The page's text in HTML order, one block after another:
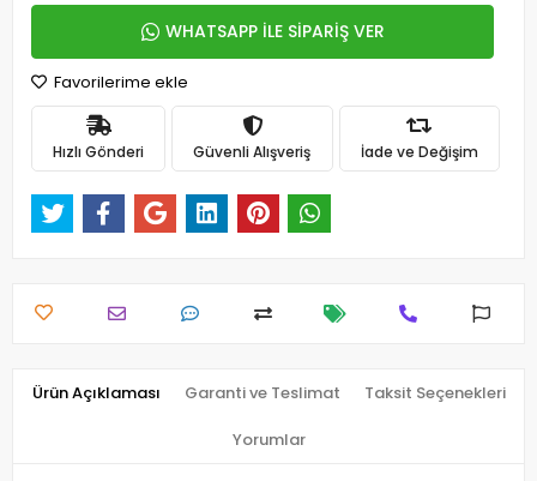
WHATSAPP İLE SİPARİŞ VER
Favorilerime ekle
Hızlı Gönderi Güvenli Alışveriş İade ve Değişim
Ürün Açıklaması Garanti ve Teslimat Taksit Seçenekleri
Yorumlar